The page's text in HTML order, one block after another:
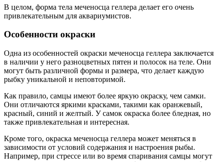
В целом, форма тела меченосца геллера делает его очень
привлекательным для аквариумистов.
Особенности окраски
Одна из особенностей окраски меченосца геллера заключается
в наличии у него разноцветных пятен и полосок на теле. Они
могут быть различной формы и размера, что делает каждую
рыбку уникальной и неповторимой.
Как правило, самцы имеют более яркую окраску, чем самки.
Они отличаются яркими красками, такими как оранжевый,
красный, синий и желтый. У самок окраска более бледная, но
также привлекательная и интересная.
Кроме того, окраска меченосца геллера может меняться в
зависимости от условий содержания и настроения рыбы.
Например, при стрессе или во время спаривания самцы могут